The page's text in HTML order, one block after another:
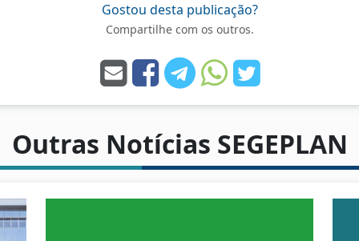
Gostou desta publicação?
Compartilhe com os outros.
Outras Notícias SEGEPLAN